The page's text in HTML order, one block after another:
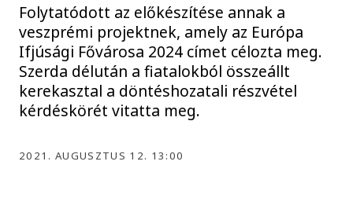
Folytatódott az előkészítése annak a
veszprémi projektnek, amely az Európa
Ifjúsági Fővárosa 2024 címet célozta meg.
Szerda délután a fiatalokból összeállt
kerekasztal a döntéshozatali részvétel
kérdéskörét vitatta meg.
2021. AUGUSZTUS 12. 13:00